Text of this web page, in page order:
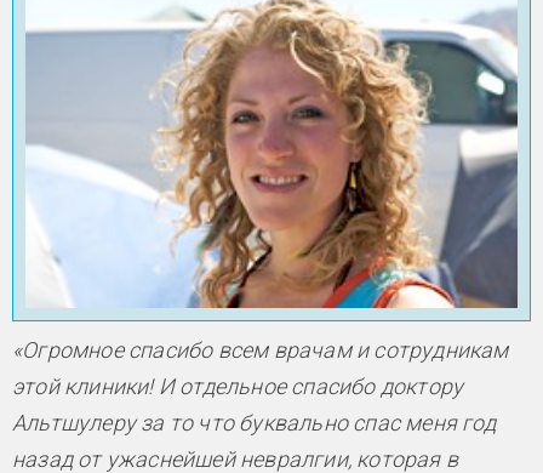
«Огромное спасибо всем врачам и сотрудникам
этой клиники! И отдельное спасибо доктору
Альтшулеру за то что буквально спас меня год
назад от ужаснейшей невралгии, которая в